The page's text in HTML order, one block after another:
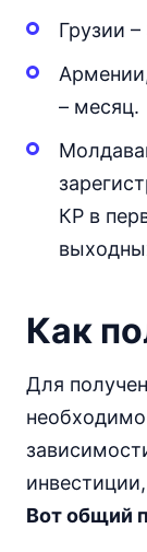
Грузии
– месяц.
КР в
Как
Для
Вот общий